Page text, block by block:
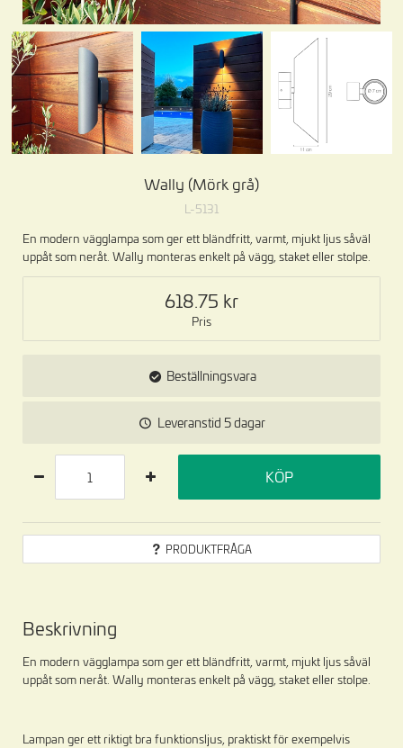
Wally (Mörk grå)
L-5131
En modern vägglampa som ger ett bländfritt, varmt, mjukt ljus såväl
uppåt som neråt. Wally monteras enkelt på vägg, staket eller stolpe.
Pris
618.75
Beställningsvara
Leveranstid 5 dagar
PRODUKTFRÅGA
KÖP
Beskrivning
En modern vägglampa som ger ett bländfritt, varmt, mjukt ljus såväl
uppåt som neråt. Wally monteras enkelt på vägg, staket eller stolpe.
Lampan ger ett riktigt bra funktionsljus, praktiskt för exempelvis